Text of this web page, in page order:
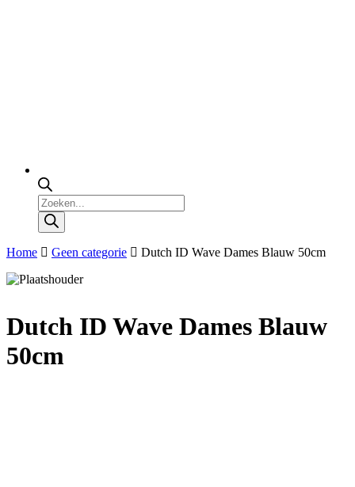
Producten
zoeken
Home Geen categorie Dutch ID Wave Dames Blauw 50cm
Dutch ID Wave Dames Blauw
50cm